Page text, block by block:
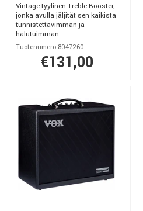
Vintage-tyylinen Treble Booster,
jonka avulla jäljität sen kaikista
tunnistettavimman ja
halutuimman...
Tuotenumero 8047260
€131,00